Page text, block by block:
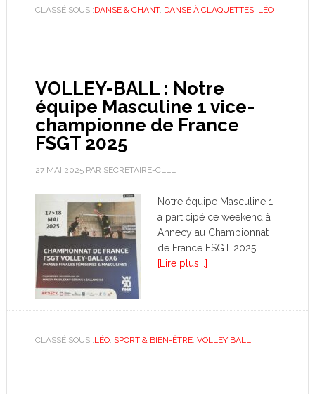
CLASSÉ SOUS :DANSE & CHANT, DANSE À CLAQUETTES, LÉO
VOLLEY-BALL : Notre
équipe Masculine 1 vice-
championne de France
FSGT 2025
27 MAI 2025PAR SECRETAIRE-CLLL
Notre équipe Masculine 1
a participé ce weekend à
Annecy au Championnat
de France FSGT 2025. …
[Lire plus...]
CLASSÉ SOUS :LÉO, SPORT & BIEN-ÊTRE, VOLLEY BALL